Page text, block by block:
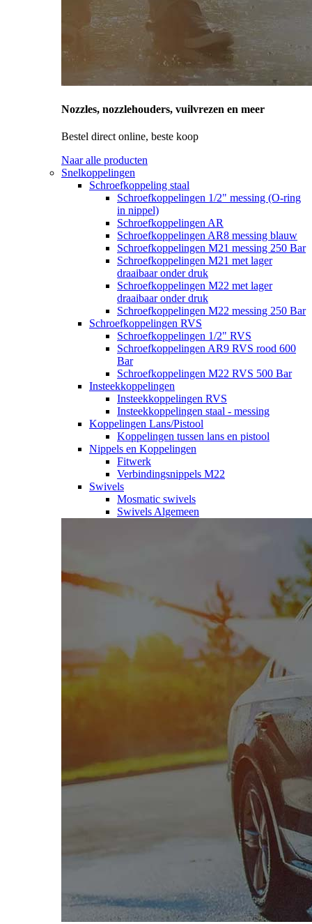
Nozzles, nozzlehouders, vuilvrezen en meer
Bestel direct online, beste koop
Naar alle producten
Snelkoppelingen
Schroefkoppeling staal
Schroefkoppelingen 1/2" messing (O-ring
in nippel)
Schroefkoppelingen AR
Schroefkoppelingen AR8 messing blauw
Schroefkoppelingen M21 messing 250 Bar
Schroefkoppelingen M21 met lager
draaibaar onder druk
Schroefkoppelingen M22 met lager
draaibaar onder druk
Schroefkoppelingen M22 messing 250 Bar
Schroefkoppelingen RVS
Schroefkoppelingen 1/2" RVS
Schroefkoppelingen AR9 RVS rood 600
Bar
Schroefkoppelingen M22 RVS 500 Bar
Insteekkoppelingen
Insteekkoppelingen RVS
Insteekkoppelingen staal - messing
Koppelingen Lans/Pistool
Koppelingen tussen lans en pistool
Nippels en Koppelingen
Fitwerk
Verbindingsnippels M22
Swivels
Mosmatic swivels
Swivels Algemeen